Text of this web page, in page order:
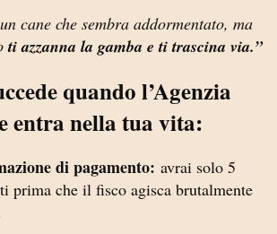
cane che sembra addormentato, ma
ti azzanna la gamba e ti trascina via.”
quando l’Agenzia
entra nella tua vita:
di pagamento: avrai solo 5
prima che il fisco agisca brutalmente